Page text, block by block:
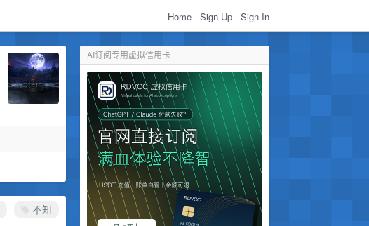
Home Sign Up Sign In
AI订阅专用虚拟信用卡
不知